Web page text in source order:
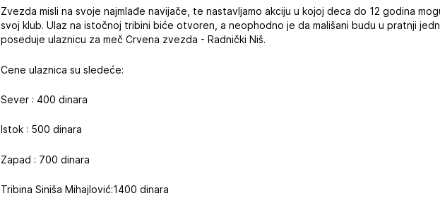
Zvezda misli na svoje najmlađe navijače, te nastavljamo akciju u kojoj deca do 12 godina
svoj klub. Ulaz na istočnoj tribini biće otvoren, a neophodno je da mališani budu u pratnji
poseduje ulaznicu za meč Crvena zvezda - Radnički Niš.
Cene ulaznica su sledeće:
Sever : 400 dinara
Istok : 500 dinara
Zapad : 700 dinara
Tribina Siniša Mihajlović:1400 dinara